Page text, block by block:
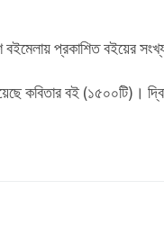
প্রকাশিত বইয়ের
কবিতার বই (১৫০০টি)।